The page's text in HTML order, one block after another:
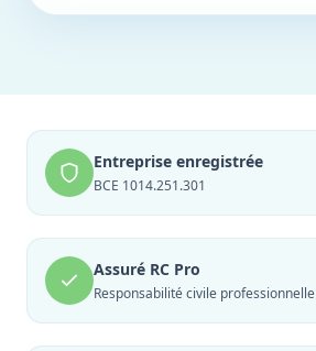
Entreprise enregistrée
BCE 1014.251.301
Assuré RC Pro
Responsabilité civile professionnelle